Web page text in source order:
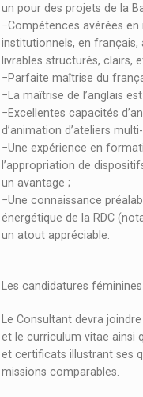
un pour des projets de la
−Compétences avérées
institutionnels, en français,
livrables structurés, clairs,
−Parfaite maîtrise du
−La maîtrise de l’anglais
−Excellentes capacités
d’animation d’ateliers
−Une expérience en
l’appropriation de
un avantage ;
−Une connaissance
énergétique de la RDC
un atout appréciable.
Les candidatures
Le Consultant devra
et le curriculum vitae ainsi
et certificats illustrant ses
missions comparables.